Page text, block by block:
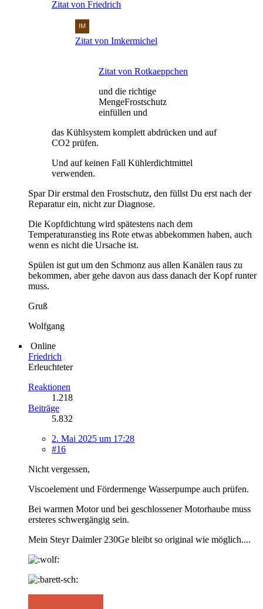
Zitat von Friedrich
Zitat von Imkermichel
Zitat von Rotkaeppchen
und die richtige
MengeFrostschutz
einfüllen und
das Kühlsystem komplett abdrücken und auf
CO2 prüfen.
Und auf keinen Fall Kühlerdichtmittel
verwenden.
Spar Dir erstmal den Frostschutz, den füllst Du erst nach der
Reparatur ein, nicht zur Diagnose.
Die Kopfdichtung wird spätestens nach dem
Temperaturanstieg ins Rote etwas abbekommen haben, auch
wenn es nicht die Ursache ist.
Spülen ist gut um den Schmonz aus allen Kanälen raus zu
bekommen, aber gehe davon aus dass danach der Kopf runter
muss.
Gruß
Wolfgang
Online
Friedrich
Erleuchteter
Reaktionen
1.218
Beiträge
5.832
2. Mai 2025 um 17:28
#16
Nicht vergessen,
Viscoelement und Fördermenge Wasserpumpe auch prüfen.
Bei warmen Motor und bei geschlossener Motorhaube muss
ersteres schwergängig sein.
Mein Steyr Daimler 230Ge bleibt so original wie möglich....